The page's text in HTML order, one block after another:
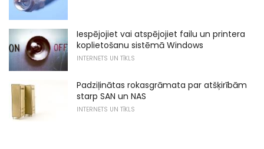
Iespējojiet vai atspējojiet failu un printera
koplietošanu sistēmā Windows
INTERNETS UN TĪKLS
Padziļinātas rokasgrāmata par atšķirībām
starp SAN un NAS
INTERNETS UN TĪKLS